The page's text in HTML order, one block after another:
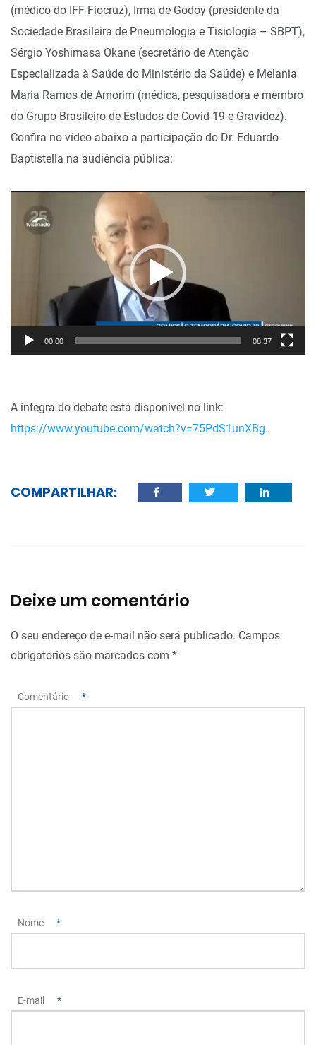
(médico do IFF-Fiocruz), Irma de Godoy (presidente da
Sociedade Brasileira de Pneumologia e Tisiologia – SBPT),
Sérgio Yoshimasa Okane (secretário de Atenção
Especializada à Saúde do Ministério da Saúde) e Melania
Maria Ramos de Amorim (médica, pesquisadora e membro
do Grupo Brasileiro de Estudos de Covid-19 e Gravidez).
Confira no vídeo abaixo a participação do Dr. Eduardo
Baptistella na audiência pública:
vídeo
00:00 08:37
A íntegra do debate está disponível no link:
https://www.youtube.com/watch?v=75PdS1unXBg.
COMPARTILHAR:
Deixe um comentário
O seu endereço de e-mail não será publicado. Campos
obrigatórios são marcados com *
Comentário *
Nome *
E-mail *